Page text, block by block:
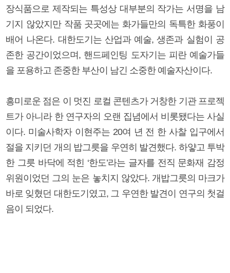
장식품으로 제작되는 특성상 대부분의 작가는 서명을 남
기지 않았지만 작품 곳곳에는 화가들만의 독특한 화풍이
배어 나온다. 대한도기는 산업과 예술, 생존과 실험이 공
존한 공간이었으며, 핸드페인팅 도자기는 피란 예술가들
을 포용하고 존중한 부산이 남긴 소중한 예술자산이다.
흥미로운 점은 이 멋진 로컬 콘텐츠가 거창한 기관 프로젝
트가 아니라 한 연구자의 오랜 집념에서 비롯됐다는 사실
이다. 미술사학자 이현주는 20여 년 전 한 사찰 입구에서
절을 지키던 개의 밥그릇을 우연히 발견했다. 하얗고 투박
한 그릇 바닥에 적힌 ‘한도’라는 글자를 전직 문화재 감정
위원이었던 그의 눈은 놓치지 않았다. 개밥그릇의 마크가
바로 잊혔던 대한도기였고, 그 우연한 발견이 연구의 첫걸
음이 되었다.